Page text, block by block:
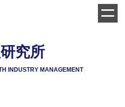
究所
INDUSTRY MANAGEMENT